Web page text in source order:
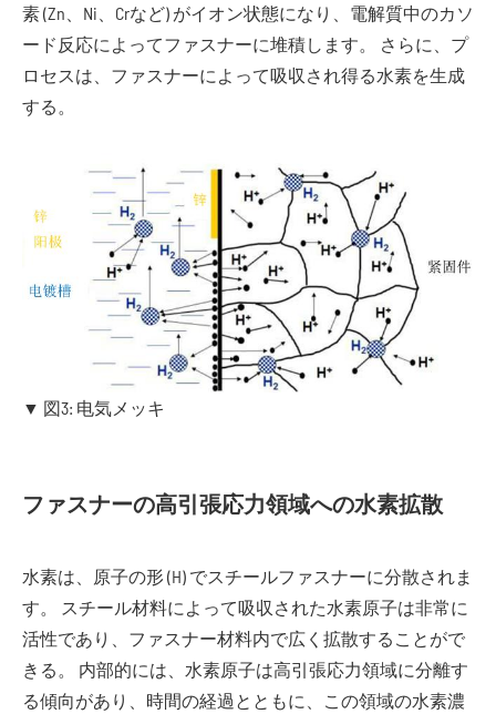
素 (Zn、Ni、Crなど) がイオン状態になり、電解質中のカソ
ード反応によってファスナーに堆積します。 さらに、プ
ロセスは、ファスナーによって吸収され得る水素を生成
する。
▼ 図3: 电気メッキ
ファスナーの高引張応力領域への水素拡散
水素は、原子の形 (H) でスチールファスナーに分散されま
す。 スチール材料によって吸収された水素原子は非常に
活性であり、ファスナー材料内で広く拡散することがで
きる。 内部的には、水素原子は高引張応力領域に分離す
る傾向があり、時間の経過とともに、この領域の水素濃